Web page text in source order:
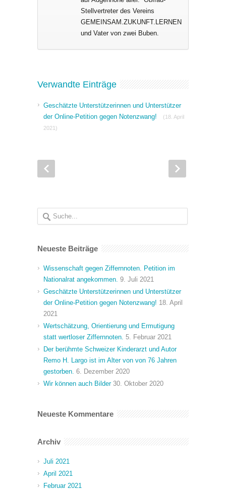
Stellvertreter des Vereins
GEMEINSAM.ZUKUNFT.LERNEN
und Vater von zwei Buben.
Verwandte Einträge
Geschätzte Unterstützerinnen und Unterstützer
der Online-Petition gegen Notenzwang!
(18. April
2021)
Neueste Beiträge
Wissenschaft gegen Ziffernnoten. Petition im
Nationalrat angekommen. 9. Juli 2021
Geschätzte Unterstützerinnen und Unterstützer
der Online-Petition gegen Notenzwang! 18. April
2021
Wertschätzung, Orientierung und Ermutigung
statt wertloser Ziffernnoten. 5. Februar 2021
Der berühmte Schweizer Kinderarzt und Autor
Remo H. Largo ist im Alter von von 76 Jahren
gestorben. 6. Dezember 2020
Wir können auch Bilder 30. Oktober 2020
Neueste Kommentare
Archiv
Juli 2021
April 2021
Februar 2021